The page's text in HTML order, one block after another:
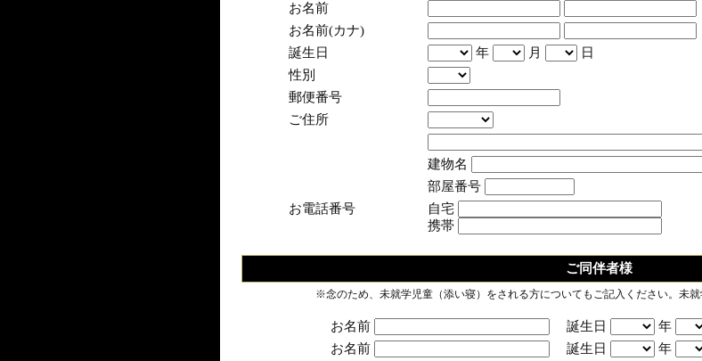
お名前
お名前(カナ)
誕生日
年 月
日
性別
郵便番号
ご住所
建物名
部屋番号
お電話番号
自宅
携帯
ご同伴者様
※念のため、未就学児童（添い寝）をされる方についてもご記入ください。未就
お名前 誕生日 年
お名前
誕生日 年